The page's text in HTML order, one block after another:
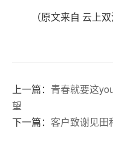
（原文来自 云上
上一篇： 青春就要这
望
下一篇： 客户致谢见田